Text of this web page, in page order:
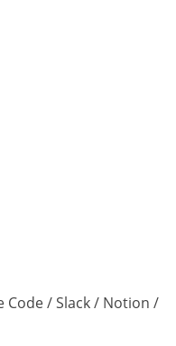
Code / Slack / Notion /